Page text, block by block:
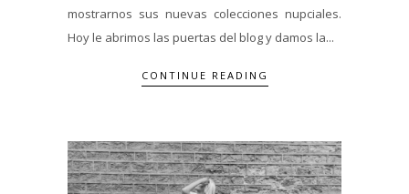
mostrarnos sus nuevas colecciones nupciales.
Hoy le abrimos las puertas del blog y damos la...
CONTINUE READING